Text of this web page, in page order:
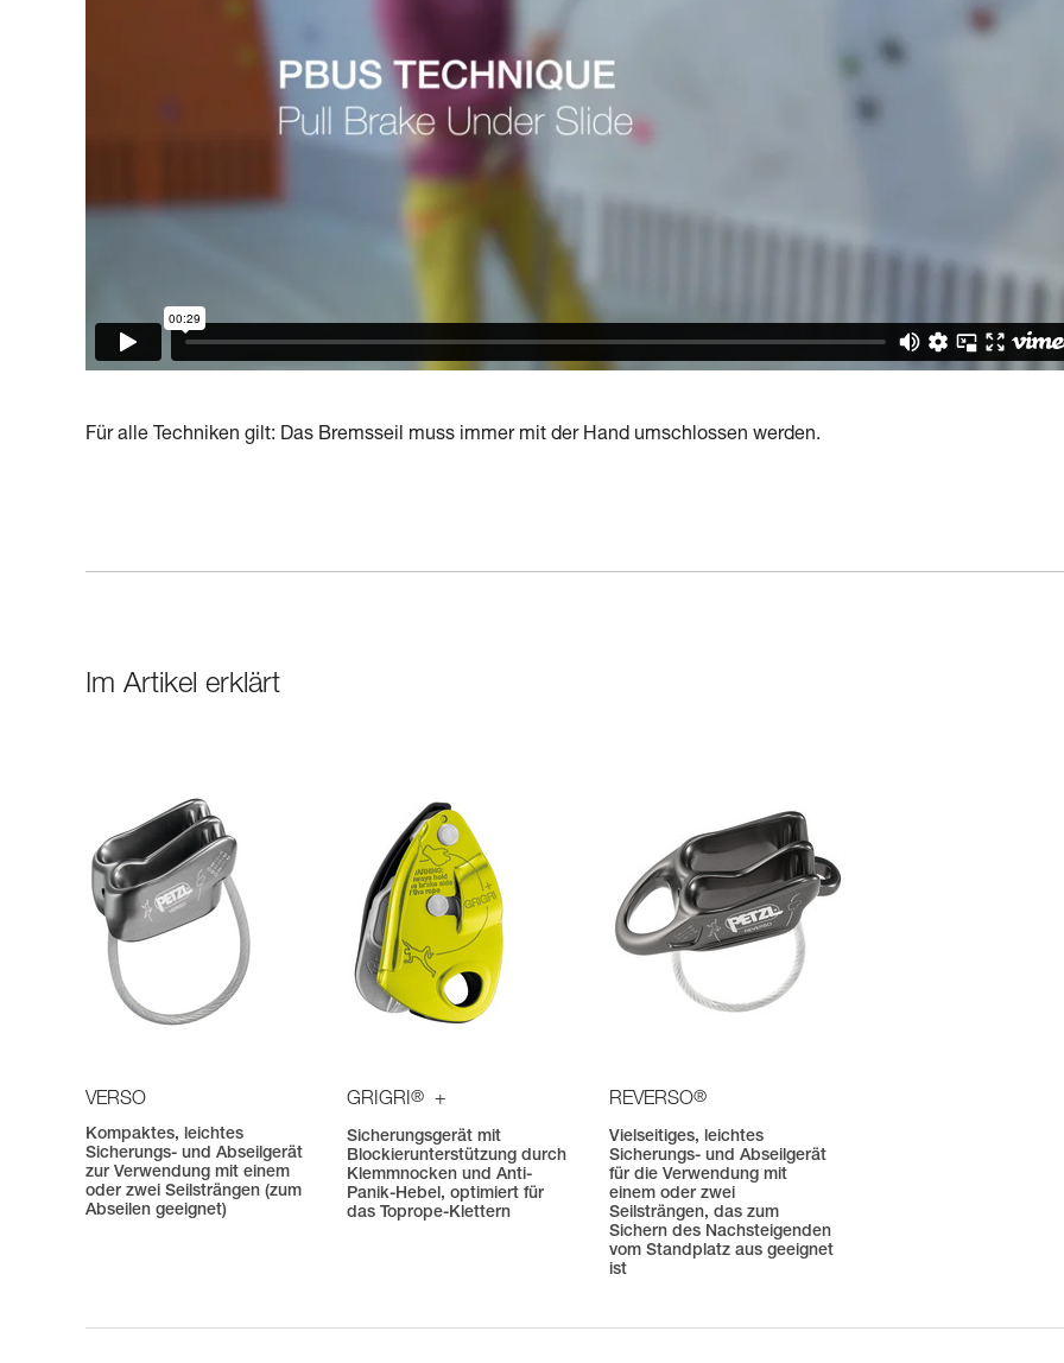
Für alle Techniken gilt: Das Bremsseil muss immer mit der Hand umschlossen werden.
Im Artikel erklärt
VERSO
Kompaktes, leichtes
Sicherungs- und Abseilgerät
zur Verwendung mit einem
oder zwei Seilsträngen (zum
Abseilen geeignet)
GRIGRI® +
Sicherungsgerät mit
Blockierunterstützung durch
Klemmnocken und Anti-
Panik-Hebel, optimiert für
das Toprope-Klettern
REVERSO®
Vielseitiges, leichtes
Sicherungs- und Abseilgerät
für die Verwendung mit
einem oder zwei
Seilsträngen, das zum
Sichern des Nachsteigenden
vom Standplatz aus geeignet
ist